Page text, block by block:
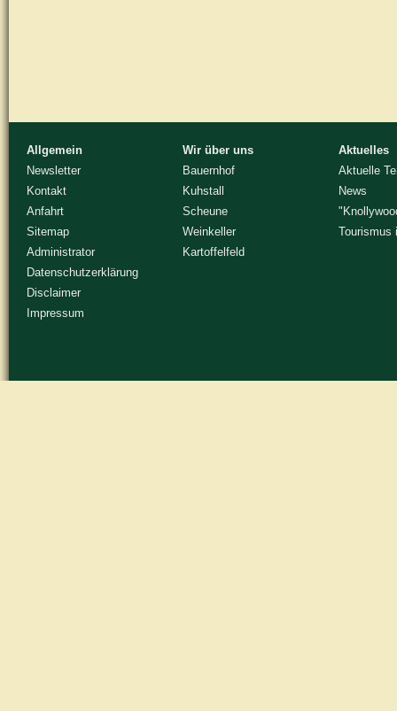
Allgemein
Newsletter
Kontakt
Anfahrt
Sitemap
Administrator
Datenschutzerklärung
Disclaimer
Impressum
Wir über uns
Bauernhof
Kuhstall
Scheune
Weinkeller
Kartoffelfeld
Aktuelles
Aktuelle
News
Tourismus